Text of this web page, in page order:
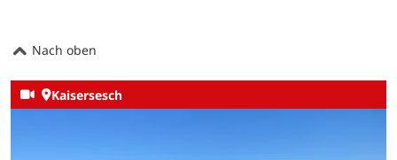
Nach oben
Kaisersesch